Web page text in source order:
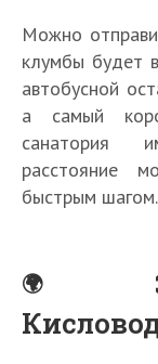
Можно
клумбы будет
автобусной
а самый
санатория
расстояние
быстрым шагом.